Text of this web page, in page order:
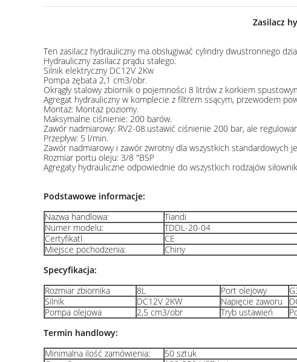
Zasilacz
Ten zasilacz hydrauliczny ma obsługiwać cylindry dwustronnego
Hydrauliczny zasilacz prądu stałego.
Silnik elektryczny DC12V 2Kw
Pompa zębata 2,1 cm3/obr.
Okrągły stalowy zbiornik o pojemności 8 litrów z korkiem
Agregat hydrauliczny w komplecie z filtrem ssącym, przewodem
Montaż: Montaż poziomy.
Maksymalne ciśnienie: 200 barów.
Zawór nadmiarowy: RV2-08.ustawić ciśnienie 200 bar, ale
Przepływ: 5 l/min.
Zawór nadmiarowy i zawór zwrotny dla wszystkich standardowych
Rozmiar portu oleju: 3/8 "BSP
Agregaty hydrauliczne odpowiednie do wszystkich rodzajów
Podstawowe informacje:
Nazwa handlowa:
Tiandi
Numer modelu:
TDDL-20-04
Certyfikatl
CE
Miejsce pochodzenia:
Chiny
Specyfikacja:
Rozmiar zbiornika
8L Port olejowy
Silnik
DC12V 2KW Napięcie zaworu
Pompa olejowa
2,5 cm3/obr Tryb ustawień
Termin handlowy:
Minimalna ilość zamówienia:
50 sztuk